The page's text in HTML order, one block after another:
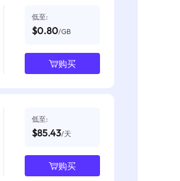
低至:
$0.80/GB
购买
低至:
$85.43/天
购买